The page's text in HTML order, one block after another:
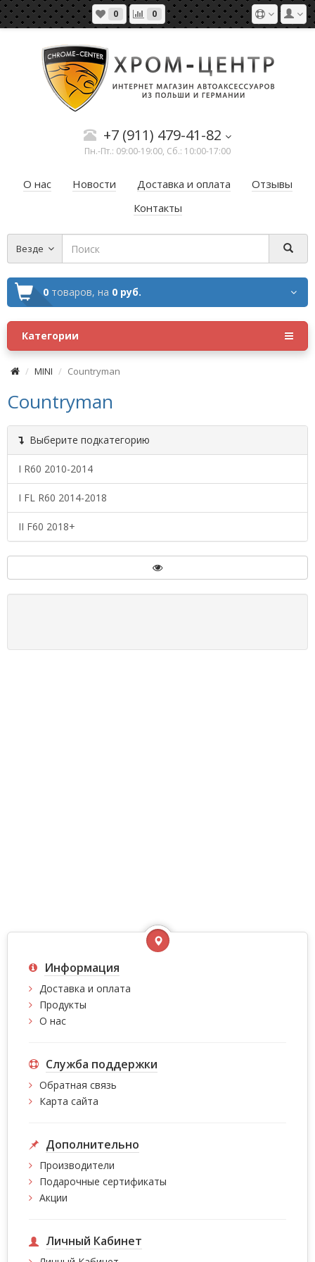
0 0
+7 (911) 479-41-82
Пн.-Пт.: 09:00-19:00, Сб.: 10:00-17:00
О нас Новости Доставка и оплата
Отзывы
Контакты
Везде
0 товаров, на 0 руб.
Категории
MINI Countryman
Countryman
Выберите подкатегорию
I R60 2010-2014
I FL R60 2014-2018
II F60 2018+
Информация
Доставка и оплата
Продукты
О нас
Служба поддержки
Обратная связь
Карта сайта
Дополнительно
Производители
Подарочные сертификаты
Акции
Личный Кабинет